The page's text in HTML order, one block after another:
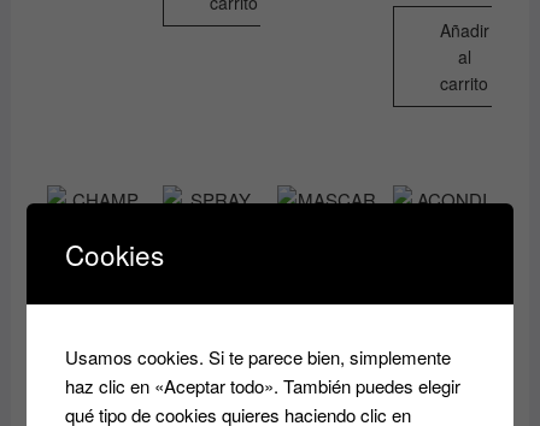
Añadir
al
carrito
CHAMPU
FRECUEN
TE para
Cookies
Usamos cookies. Si te parece bien, simplemente
haz clic en «Aceptar todo». También puedes elegir
qué tipo de cookies quieres haciendo clic en